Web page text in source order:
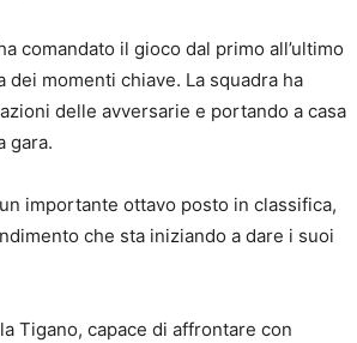
comandato il gioco dal primo all’ultimo
momenti chiave. La squadra ha
delle avversarie e portando a casa
gara.
importante ottavo posto in classifica,
che sta iniziando a dare i suoi
Tigano, capace di affrontare con